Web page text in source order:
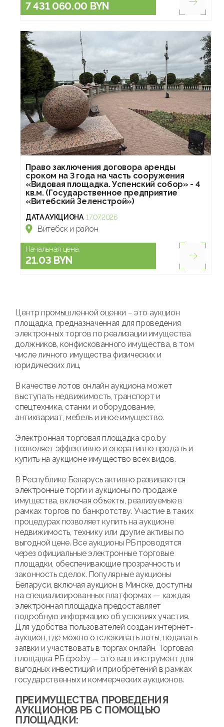
7 431 060.00 BYN
Право заключения договора аренды
сроком на 3 года на часть сооружения
«Видовая площадка. Успенский собор» - 4
кв.м. (Государственное предприятие
«Витебский Зеленстрой»)
ДАТА АУКЦИОНА 17.07.2026
Витебск и район
Начальная цена:
21.03 BYN
Центр промышленной оценки – это аукцион
площадка, предназначенная для проведения
электронных торгов по реализации имущества
должников, конфискованного имущества, в том
числе личного имущества физических и
юридических лиц.
В качестве лотов онлайн аукциона может
выступать недвижимость, транспорт и
спецтехника, станки и оборудование,
антиквариат, мебель и иное имущество.
Электронная торговая площадка cpo.by
позволяет эффективно и оперативно продать и
купить на аукционе имущество всех видов.
В Республике Беларусь активно развиваются
электронные торги и аукционы по продаже
имущества, включая объекты, реализуемые в
рамках торгов по банкротству. Участие в таких
процедурах позволяет купить на аукционе
недвижимость, технику или другие активы по
выгодной цене. Все аукционы РБ проводятся
через официальные электронные торговые
площадки, обеспечивающие прозрачность и
законность сделок. Популярные аукционы
Беларуси, включая аукцион в Минске, доступны
на специализированных платформах — каждая
электронная площадка предоставляет
подробную информацию об условиях участия.
Для удобства пользователей создан интернет-
аукцион, где можно отслеживать лоты, подавать
заявки и участвовать в торгах онлайн. Торговая
площадка РБ cpo.by — это ваш инструмент для
выгодных инвестиций и приобретений в рамках
государственных и коммерческих аукционов.
ПРЕИМУЩЕСТВА ПРОВЕДЕНИЯ
АУКЦИОНОВ РБ С ПОМОЩЬЮ
ПЛОЩАДКИ: